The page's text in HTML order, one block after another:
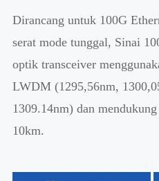
Dirancang untuk 100G
serat mode tunggal, Sinai
optik transceiver
LWDM (1295,56nm,
1309.14nm) dan
10km.